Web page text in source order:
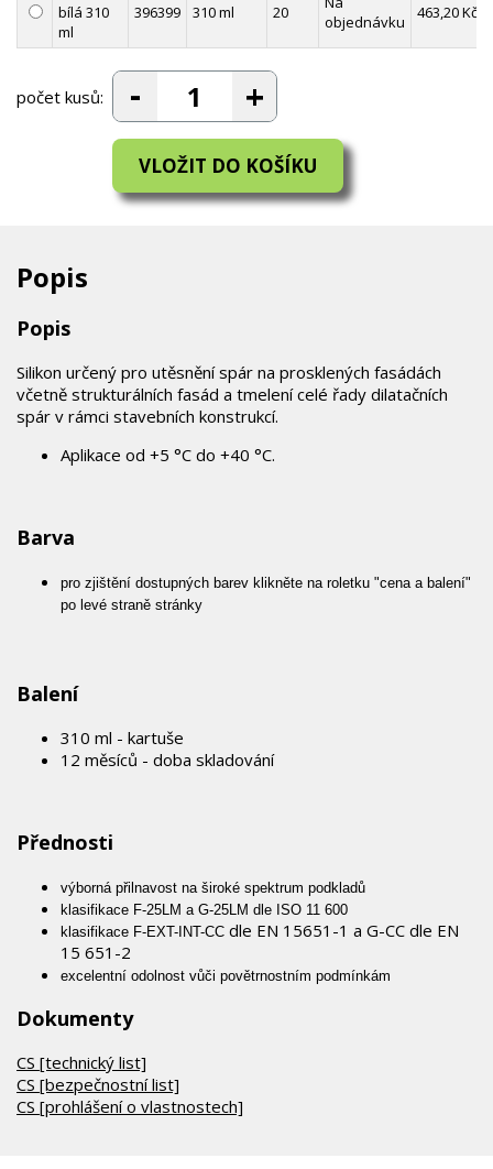
bílá 310
ml
396399 310 ml 20
objednávku
463,20 Kč
počet kusů:
Popis
Popis
Silikon určený pro utěsnění spár na prosklených fasádách
včetně strukturálních fasád a tmelení celé řady dilatačních
spár v rámci stavebních konstrukcí.
Aplikace od +5 °C do +40 °C.
Barva
pro zjištění dostupných barev klikněte na roletku "cena a balení"
po levé straně stránky
Balení
310 ml - kartuše
12 měsíců - doba skladování
Přednosti
výborná přilnavost na široké spektrum podkladů
klasifikace F-25LM a G-25LM dle ISO 11 600
klasifikace F-EXT-INT-CC dle EN 15651-1 a G-CC dle EN
15 651-2
excelentní odolnost vůči povětrnostním podmínkám
Dokumenty
CS [technický list]
CS [bezpečnostní list]
CS [prohlášení o vlastnostech]